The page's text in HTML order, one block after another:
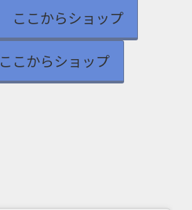
ここからショップ
ここからショップ